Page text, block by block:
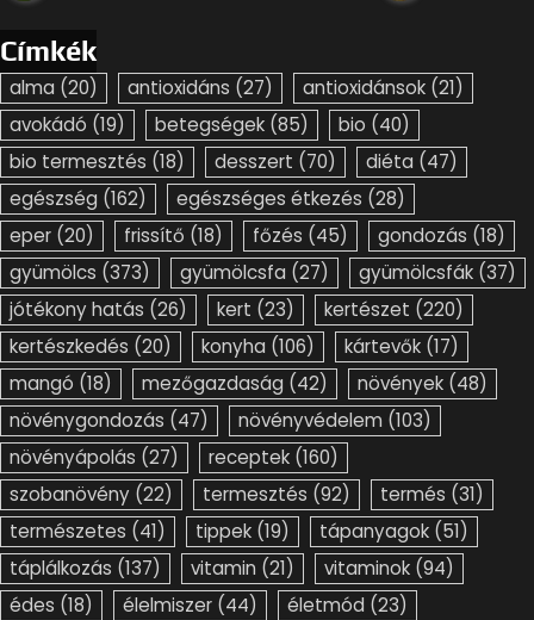
Címkék
alma (20) antioxidáns (27) antioxidánsok (21)
avokádó (19) betegségek (85) bio (40)
bio termesztés (18) desszert (70) diéta (47)
egészség (162) egészséges étkezés (28)
eper (20) frissítő (18) főzés (45) gondozás (18)
gyümölcs (373) gyümölcsfa (27) gyümölcsfák (37)
jótékony hatás (26) kert (23) kertészet (220)
kertészkedés (20) konyha (106) kártevők (17)
mangó (18) mezőgazdaság (42) növények (48)
növénygondozás (47) növényvédelem (103)
növényápolás (27) receptek (160)
szobanövény (22) termesztés (92) termés (31)
természetes (41) tippek (19) tápanyagok (51)
táplálkozás (137) vitamin (21) vitaminok (94)
édes (18) élelmiszer (44) életmód (23)